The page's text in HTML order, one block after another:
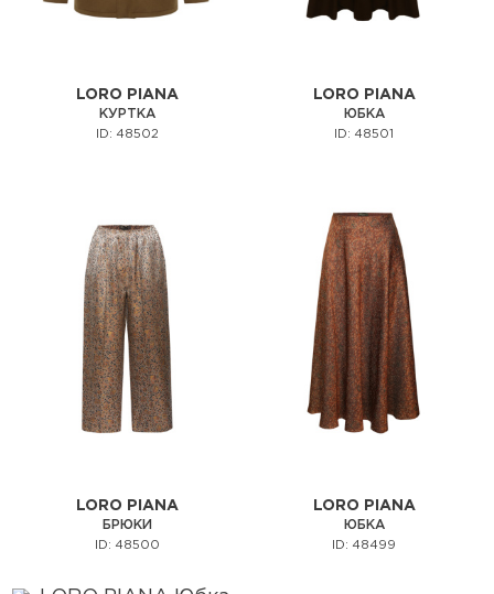
LORO PIANA
КУРТКА
ID: 48502
LORO PIANA
ЮБКА
ID: 48501
LORO PIANA
БРЮКИ
ID: 48500
LORO PIANA
ЮБКА
ID: 48499